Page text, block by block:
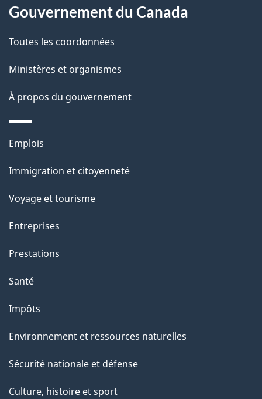
t
a
l
s
l
a
a
g
"
propos
ce
site
Gouvernement du Canada
Toutes les coordonnées
Ministères et organismes
À propos du gouvernement
Thèmes
sujets
Emplois
Immigration et citoyenneté
Voyage et tourisme
Entreprises
Prestations
Santé
Impôts
Environnement et ressources naturelles
Sécurité nationale et défense
Culture, histoire et sport